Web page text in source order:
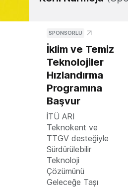
SPONSORLU
İklim ve Temiz
Teknolojiler
Hızlandırma
Programına
Başvur
İTÜ ARI
Teknokent ve
TTGV desteğiyle
Sürdürülebilir
Teknoloji
Çözümünü
Geleceğe Taşı